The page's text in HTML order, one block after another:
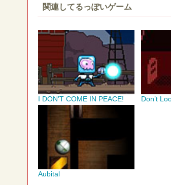
関連してるっぽいゲーム
I DON’T COME IN PEACE! Don’t
Aubital